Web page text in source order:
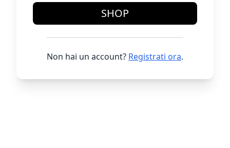
SHOP
Non hai un account? Registrati ora.